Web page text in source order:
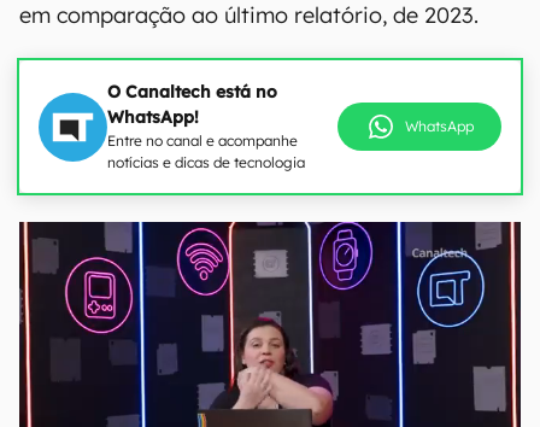
em comparação ao último relatório, de 2023.
O Canaltech está no
WhatsApp!
Entre no canal e acompanhe
notícias e dicas de tecnologia
WhatsApp